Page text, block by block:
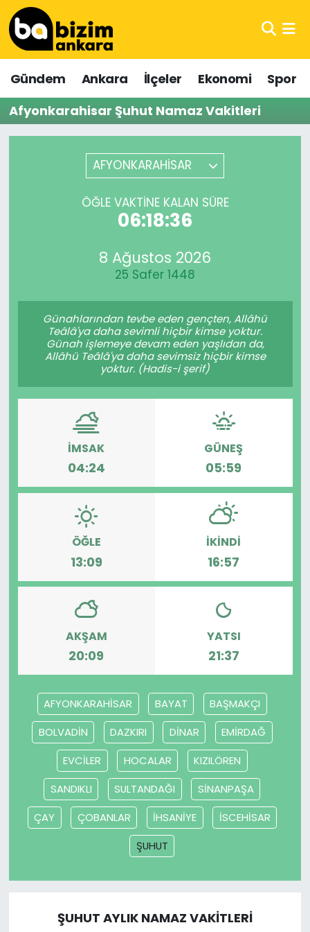
Gündem Ankara İlçeler Ekonomi
Spor
Afyonkarahisar Şuhut Namaz Vakitleri
AFYONKARAHİSAR
ÖĞLE VAKTINE KALAN SÜRE
06:18:36
8 Ağustos 2026
25 Safer 1448
Günahlarından tevbe eden gençten, Allâhü
Teâlâ'ya daha sevimli hiçbir kimse yoktur.
Günah işlemeye devam eden yaşlıdan da,
Allâhü Teâlâ'ya daha sevimsiz hiçbir kimse
yoktur. (Hadis-i şerif)
İMSAK
04:24
GÜNEŞ
05:59
ÖĞLE
13:09
İKINDI
16:57
AKŞAM
20:09
YATSI
21:37
AFYONKARAHİSAR BAYAT
BAŞMAKÇI
BOLVADİN
DAZKIRI DİNAR
EMİRDAĞ
EVCİLER
HOCALAR
KIZILÖREN
SANDIKLI
SULTANDAĞI
SİNANPAŞA
ÇAY
ÇOBANLAR İHSANİYE
İSCEHİSAR
ŞUHUT
ŞUHUT AYLIK NAMAZ VAKITLERI
Hava Durumu
Trafik Durumu
Süper Lig Puan Durumu ve Fikstür
Tüm Manşetler
Son Dakika Haberleri